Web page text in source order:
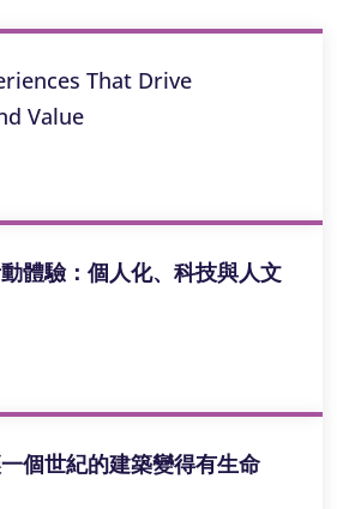
That Drive
Value
體驗：個人化、科技與人文
個世紀的建築變得有生命